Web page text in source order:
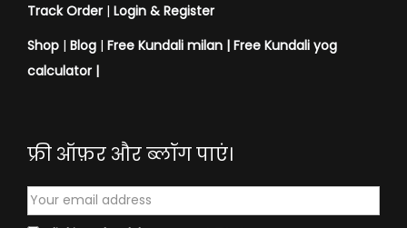
Track Order | Login & Register
Shop | Blog | Free Kundali milan | Free Kundali yog
calculator |
फ्री ऑफ़र और ब्लॉग पाएं।